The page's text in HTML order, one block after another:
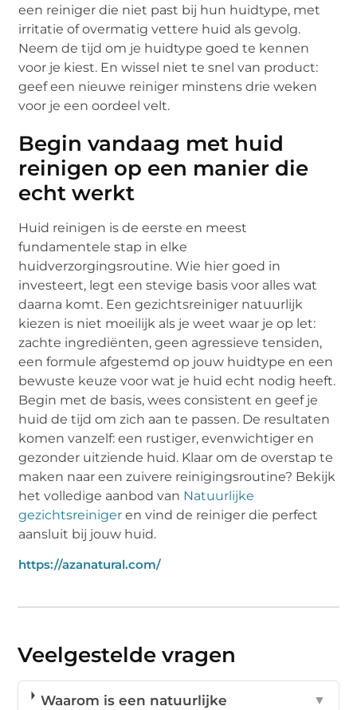
een reiniger die niet past bij hun huidtype, met
irritatie of overmatig vettere huid als gevolg.
Neem de tijd om je huidtype goed te kennen
voor je kiest. En wissel niet te snel van product:
geef een nieuwe reiniger minstens drie weken
voor je een oordeel velt.
Begin vandaag met huid
reinigen op een manier die
echt werkt
Huid reinigen is de eerste en meest
fundamentele stap in elke
huidverzorgingsroutine. Wie hier goed in
investeert, legt een stevige basis voor alles wat
daarna komt. Een gezichtsreiniger natuurlijk
kiezen is niet moeilijk als je weet waar je op let:
zachte ingrediënten, geen agressieve tensiden,
een formule afgestemd op jouw huidtype en een
bewuste keuze voor wat je huid echt nodig heeft.
Begin met de basis, wees consistent en geef je
huid de tijd om zich aan te passen. De resultaten
komen vanzelf: een rustiger, evenwichtiger en
gezonder uitziende huid. Klaar om de overstap te
maken naar een zuivere reinigingsroutine? Bekijk
het volledige aanbod van Natuurlijke
gezichtsreiniger en vind de reiniger die perfect
aansluit bij jouw huid.
https://azanatural.com/
Veelgestelde vragen
Waarom is een natuurlijke
▼